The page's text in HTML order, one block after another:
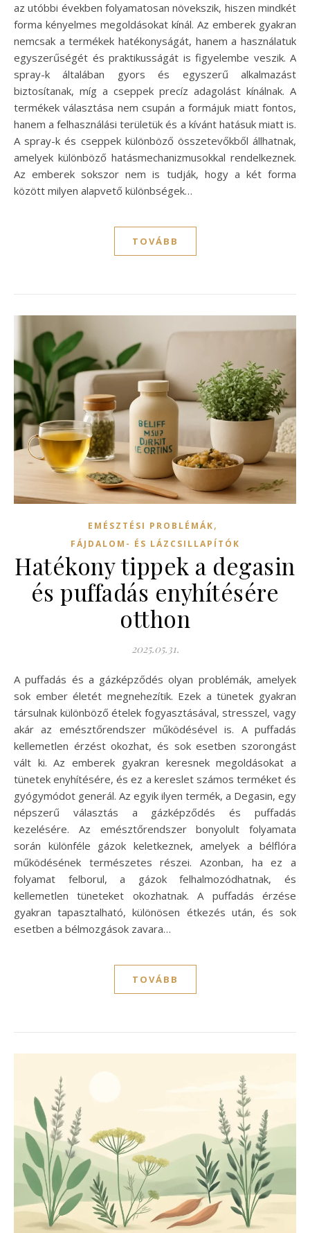
az utóbbi években folyamatosan növekszik, hiszen mindkét
forma kényelmes megoldásokat kínál. Az emberek gyakran
nemcsak a termékek hatékonyságát, hanem a használatuk
egyszerűségét és praktikusságát is figyelembe veszik. A
spray-k általában gyors és egyszerű alkalmazást
biztosítanak, míg a cseppek precíz adagolást kínálnak. A
termékek választása nem csupán a formájuk miatt fontos,
hanem a felhasználási területük és a kívánt hatásuk miatt is.
A spray-k és cseppek különböző összetevőkből állhatnak,
amelyek különböző hatásmechanizmusokkal rendelkeznek.
Az emberek sokszor nem is tudják, hogy a két forma
között milyen alapvető különbségek…
TOVÁBB
EMÉSZTÉSI PROBLÉMÁK,
FÁJDALOM- ÉS LÁZCSILLAPÍTÓK
Hatékony tippek a degasin
és puffadás enyhítésére
otthon
2025.05.31.
A puffadás és a gázképződés olyan problémák, amelyek
sok ember életét megnehezítik. Ezek a tünetek gyakran
társulnak különböző ételek fogyasztásával, stresszel, vagy
akár az emésztőrendszer működésével is. A puffadás
kellemetlen érzést okozhat, és sok esetben szorongást
vált ki. Az emberek gyakran keresnek megoldásokat a
tünetek enyhítésére, és ez a kereslet számos terméket és
gyógymódot generál. Az egyik ilyen termék, a Degasin, egy
népszerű választás a gázképződés és puffadás
kezelésére. Az emésztőrendszer bonyolult folyamata
során különféle gázok keletkeznek, amelyek a bélflóra
működésének természetes részei. Azonban, ha ez a
folyamat felborul, a gázok felhalmozódhatnak, és
kellemetlen tüneteket okozhatnak. A puffadás érzése
gyakran tapasztalható, különösen étkezés után, és sok
esetben a bélmozgások zavara…
TOVÁBB